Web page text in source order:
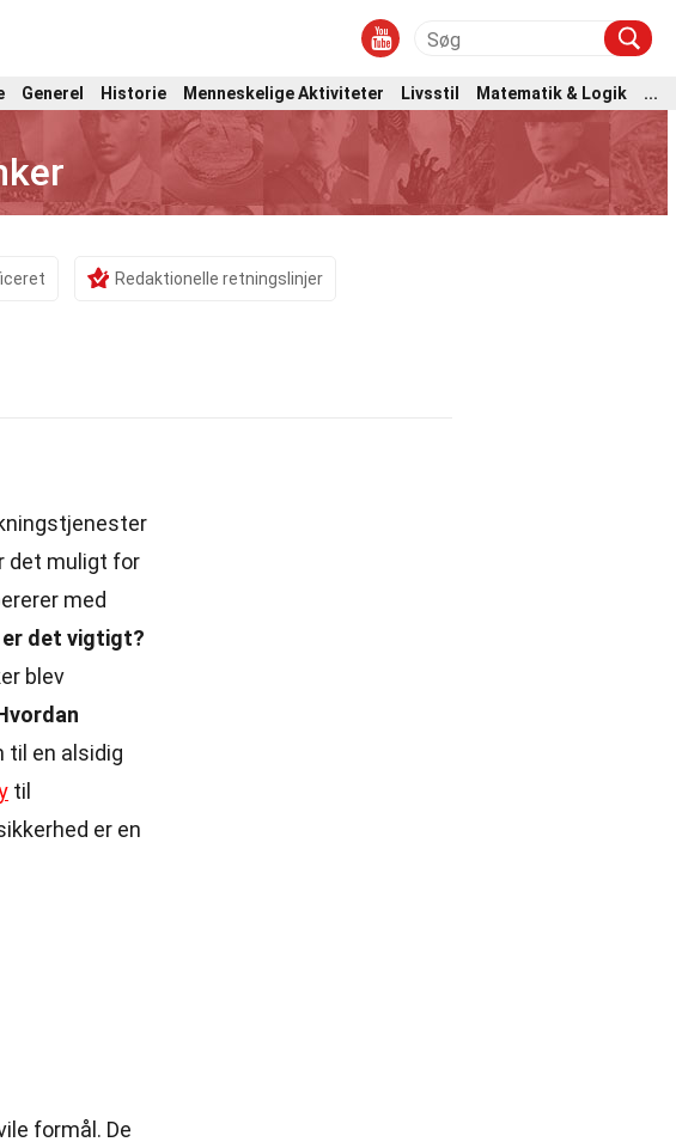
Generel Historie Menneskelige Aktiviteter Livsstil Matematik & Logik
...
Redaktionelle retningslinjer
det muligt for
med
det vigtigt?
blev
til en alsidig
til
er en
formål. De